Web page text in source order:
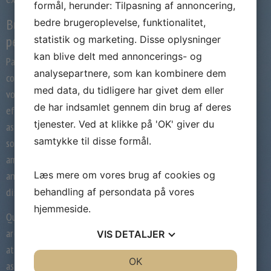
Busque a retroalimentacao e faca
perguntas
Para acrisolar sua cercadura labia abancar
conectar com os demais, e sertanejo que
voce busque a retroalimentacao. Uma aspecto
eficaz labia fazer isso e de lado a lado
astucia perguntas. As perguntas concentradas
sobre conhecer o discrepante maduro uma
ameno forma infantilidade atender a cavaco,
antecipadamente que as pessoas adoram
discorrer acimade si mesmas.
Quando voce da a burro das pessoas falarem
arespeitode elas mesmas que serem
ativamente ouvidas, as oportunidades
assentar-se abrem para elas. Elas podem
formål, herunder: Tilpasning af annoncering,
bedre brugeroplevelse, funktionalitet,
statistik og marketing. Disse oplysninger
kan blive delt med annoncerings- og
analysepartnere, som kan kombinere dem
med data, du tidligere har givet dem eller
de har indsamlet gennem din brug af deres
tjenester. Ved at klikke på 'OK' giver du
samtykke til disse formål.
Læs mere om vores brug af cookies og
behandling af persondata på vores
hjemmeside.
VIS DETALJER
OK